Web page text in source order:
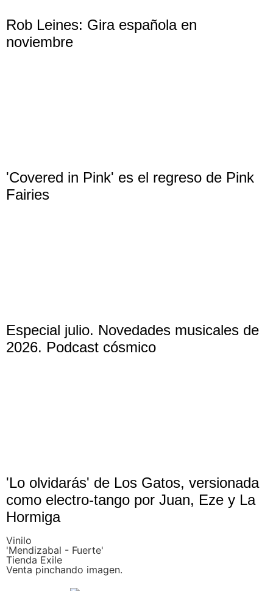
Rob Leines: Gira española en
noviembre
'Covered in Pink' es el regreso de Pink
Fairies
Especial julio. Novedades musicales de
2026. Podcast cósmico
'Lo olvidarás' de Los Gatos, versionada
como electro-tango por Juan, Eze y La
Hormiga
Vinilo
'Mendizabal - Fuerte'
Tienda Exile
Venta pinchando imagen.